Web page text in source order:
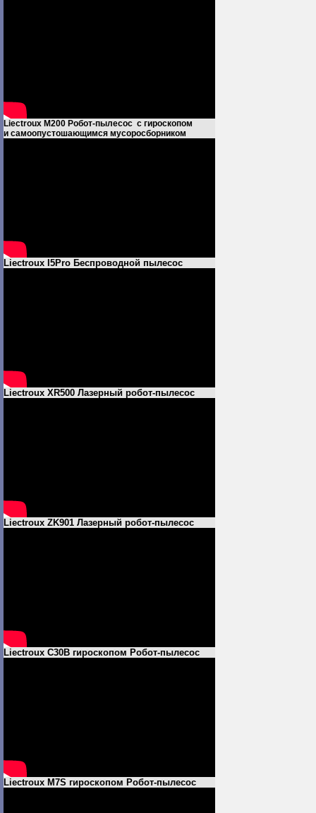
Liectroux M200 Робот-пылесос с гироскопом
и самоопустошающимся мусоросборником
Liectroux I5Pro Беспроводной пылесос
Liectroux XR500 Лазерный робот-пылесос
Liectroux ZK901 Лазерный робот-пылесос
Liectroux C30B гироскопом Робот-пылесос
Liectroux M7S гироскопом Робот-пылесос